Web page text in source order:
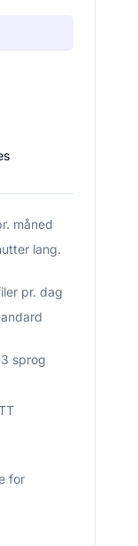
måned
lang.
pr. dag
sprog
for